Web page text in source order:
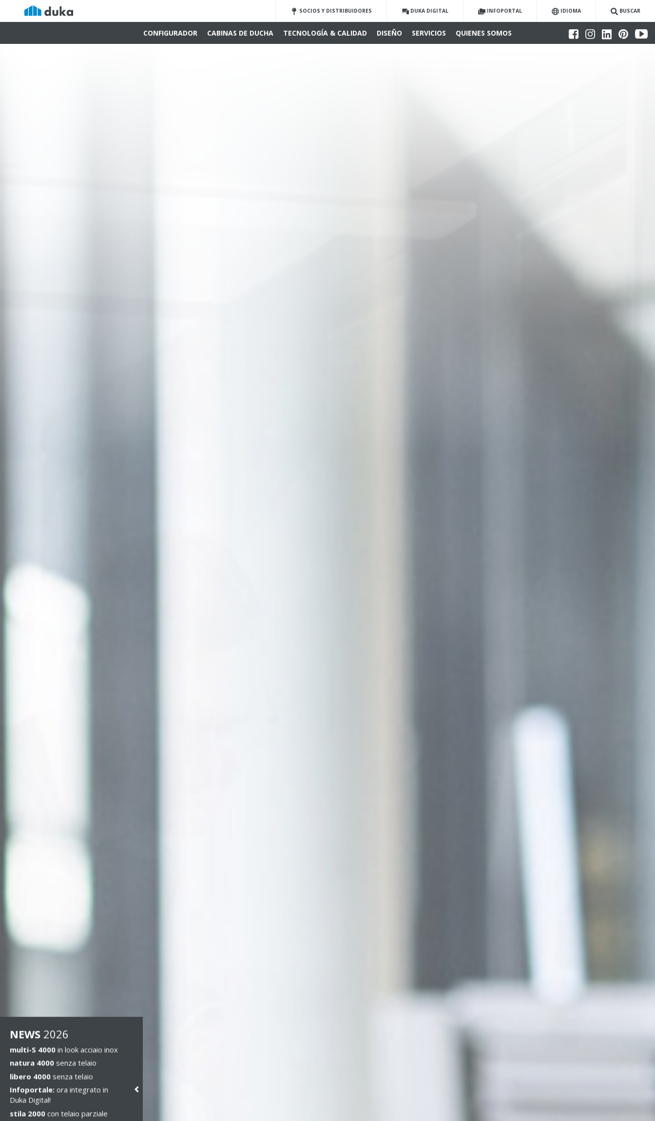
SOCIOS Y DISTRIBUIDORES DUKA DIGITAL INFOPORTAL IDIOMA BUSCAR
CONFIGURADOR CABINAS DE DUCHA TECNOLOGÍA & CALIDAD DISEÑO SERVICIOS QUIENES SOMOS
NEWS 2026
multi-S 4000 in look acciaio inox
natura 4000 senza telaio
libero 4000 senza telaio
Infoportale: ora integrato in
Duka Digital!
stila 2000 con telaio parziale